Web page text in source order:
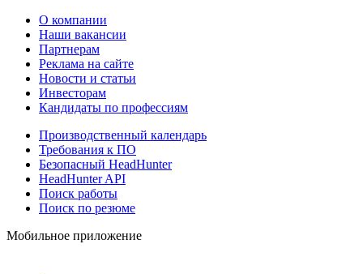
О компании
Наши вакансии
Партнерам
Реклама на сайте
Новости и статьи
Инвесторам
Кандидаты по профессиям
Производственный календарь
Требования к ПО
Безопасный HeadHunter
HeadHunter API
Поиск работы
Поиск по резюме
Мобильное приложение